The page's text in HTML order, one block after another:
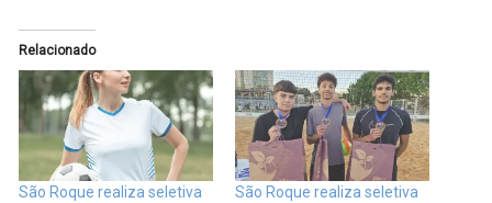
Relacionado
São Roque realiza seletiva
São Roque realiza seletiva